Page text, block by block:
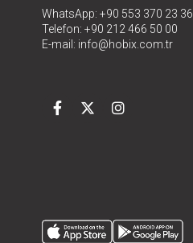
WhatsApp: +90 553 370 23 36
Telefon: +90 212 466 50 00
E-mail: info@hobix.com.tr